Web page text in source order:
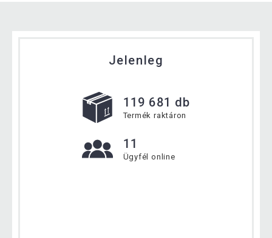
Jelenleg
119 681 db
Termék raktáron
11
Ügyfél online